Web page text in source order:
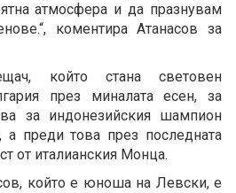
атмосфера и да празнувам
коментира Атанасов за
който стана световен
през миналата есен, за
за индонезийския шампион
а преди това през последната
от италианския Монца.
който е юноша на Левски, е